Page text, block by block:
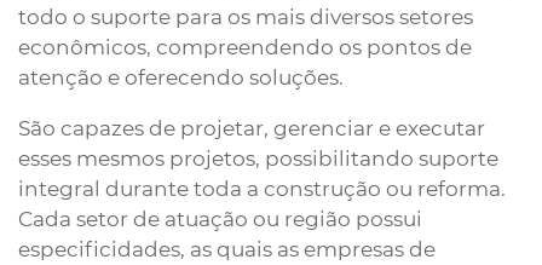
todo o suporte para os mais diversos setores
econômicos, compreendendo os pontos de
atenção e oferecendo soluções.
São capazes de projetar, gerenciar e executar
esses mesmos projetos, possibilitando suporte
integral durante toda a construção ou reforma.
Cada setor de atuação ou região possui
especificidades, as quais as empresas de